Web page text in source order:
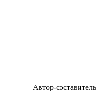
Автор-составитель